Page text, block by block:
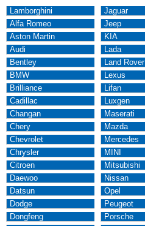
Lamborghini
Alfa Romeo
Aston Martin
Audi
Bentley
BMW
Brilliance
Cadillac
Changan
Chery
Chevrolet
Chrysler
Citroen
Daewoo
Datsun
Dodge
Dongfeng
Jaguar
Jeep
KIA
Lada
Land Rover
Lexus
Lifan
Luxgen
Maserati
Mazda
Mercedes
MINI
Mitsubishi
Nissan
Opel
Peugeot
Porsche